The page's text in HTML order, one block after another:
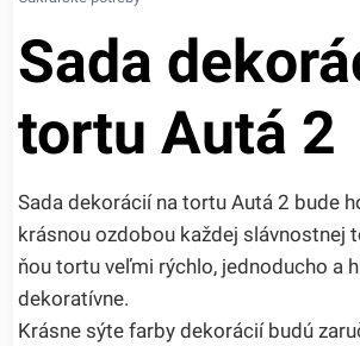
Sada
tortu Autá 2
Sada dekorácií na tortu Autá 2 bude
krásnou ozdobou každej slávnostnej
ňou tortu veľmi rýchlo, jednoducho a
dekoratívne.
Krásne sýte farby dekorácií budú